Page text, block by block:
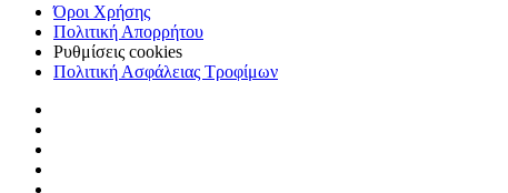
Όροι Χρήσης
Πολιτική Απορρήτου
Ρυθμίσεις cookies
Πολιτική Ασφάλειας Τροφίμων